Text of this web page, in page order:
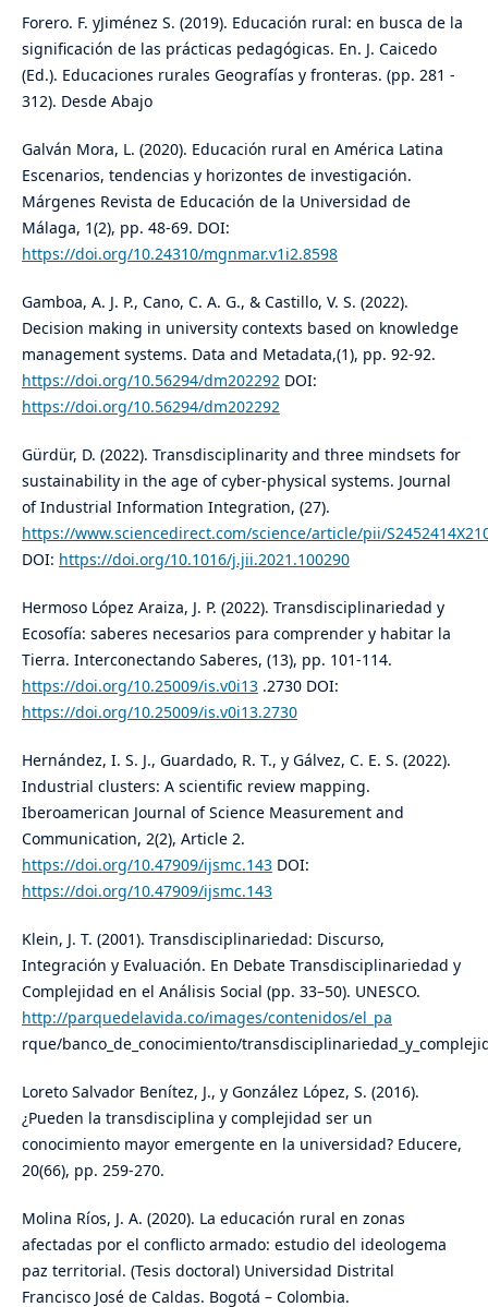
Forero. F. yJiménez S. (2019). Educación rural: en busca de la
significación de las prácticas pedagógicas. En. J. Caicedo
(Ed.). Educaciones rurales Geografías y fronteras. (pp. 281 -
312). Desde Abajo
Galván Mora, L. (2020). Educación rural en América Latina
Escenarios, tendencias y horizontes de investigación.
Márgenes Revista de Educación de la Universidad de
Málaga, 1(2), pp. 48-69. DOI:
https://doi.org/10.24310/mgnmar.v1i2.8598
Gamboa, A. J. P., Cano, C. A. G., & Castillo, V. S. (2022).
Decision making in university contexts based on knowledge
management systems. Data and Metadata,(1), pp. 92-92.
https://doi.org/10.56294/dm202292 DOI:
https://doi.org/10.56294/dm202292
Gürdür, D. (2022). Transdisciplinarity and three mindsets for
sustainability in the age of cyber-physical systems. Journal
of Industrial Information Integration, (27).
https://www.sciencedirect.com/science/article/pii/
DOI: https://doi.org/10.1016/j.jii.2021.100290
Hermoso López Araiza, J. P. (2022). Transdisciplinariedad y
Ecosofía: saberes necesarios para comprender y habitar la
Tierra. Interconectando Saberes, (13), pp. 101-114.
https://doi.org/10.25009/is.v0i13.2730 DOI:
https://doi.org/10.25009/is.v0i13.2730
Hernández, I. S. J., Guardado, R. T., y Gálvez, C. E. S. (2022).
Industrial clusters: A scientific review mapping.
Iberoamerican Journal of Science Measurement and
Communication, 2(2), Article 2.
https://doi.org/10.47909/ijsmc.143DOI:
https://doi.org/10.47909/ijsmc.143
Klein, J. T. (2001). Transdisciplinariedad: Discurso,
Integración y Evaluación. En Debate Transdisciplinariedad y
Complejidad en el Análisis Social (pp. 33–50). UNESCO.
http://parquedelavida.co/images/contenidos/el_pa
rque/banco_de_conocimiento/
Loreto Salvador Benítez, J., y González López, S. (2016).
¿Pueden la transdisciplina y complejidad ser un
conocimiento mayor emergente en la universidad? Educere,
20(66), pp. 259-270.
Molina Ríos, J. A. (2020). La educación rural en zonas
afectadas por el conflicto armado: estudio del ideologema
paz territorial. (Tesis doctoral) Universidad Distrital
Francisco José de Caldas. Bogotá – Colombia.